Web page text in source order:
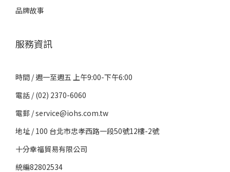
品牌故事
服務資訊
時間 / 週一至週五 上午9:00-下午6:00
電話 / (02) 2370-6060
電郵 / service@iohs.com.tw
地址 / 100 台北市忠孝西路一段50號12樓-2號
十分幸福貿易有限公司
統編82802534